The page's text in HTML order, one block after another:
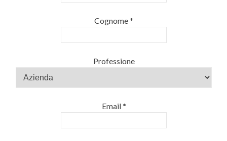
Cognome *
Professione
Email *